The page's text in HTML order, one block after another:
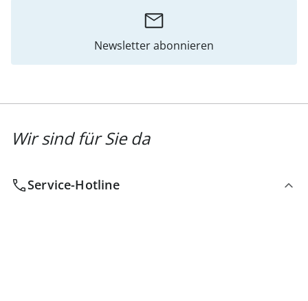
Newsletter abonnieren
Wir sind für Sie da
Service-Hotline